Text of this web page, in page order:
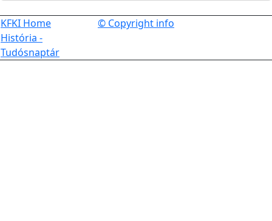
KFKI Home
História -
Tudósnaptár
© Copyright info